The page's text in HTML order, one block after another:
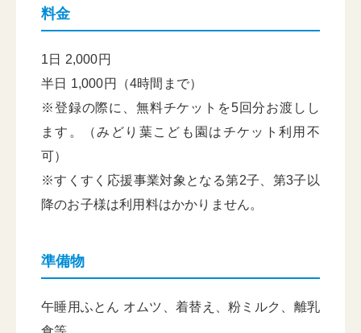
料金
1日 2,000円
半日 1,000円（4時間まで）
※登録の際に、無料チケットを5回分お渡しし
ます。（みどり葉こども園はチケット利用不
可）
※すくすく応援事業対象となる第2子、第3子以
降のお子様は利用料はかかりません。
準備物
午睡用ふとん オムツ、着替え、粉ミルク、離乳